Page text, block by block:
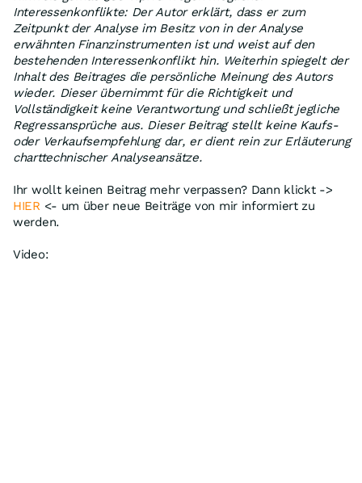
Interessenkonflikte: Der Autor erklärt, dass er zum
Zeitpunkt der Analyse im Besitz von in der Analyse
erwähnten Finanzinstrumenten ist und weist auf den
bestehenden Interessenkonflikt hin. Weiterhin spiegelt der
Inhalt des Beitrages die persönliche Meinung des Autors
wieder. Dieser übernimmt für die Richtigkeit und
Vollständigkeit keine Verantwortung und schließt jegliche
Regressansprüche aus. Dieser Beitrag stellt keine Kaufs-
oder Verkaufsempfehlung dar, er dient rein zur Erläuterung
charttechnischer Analyseansätze.
Ihr wollt keinen Beitrag mehr verpassen? Dann klickt ->
HIER <- um über neue Beiträge von mir informiert zu
werden.
Video: